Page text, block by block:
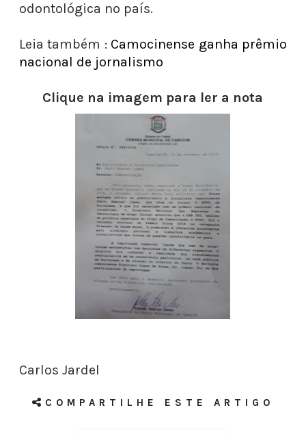
odontológica no país.
Leia também : Camocinense ganha prêmio
nacional de jornalismo
Clique na imagem para ler a nota
Carlos Jardel
COMPARTILHE ESTE ARTIGO